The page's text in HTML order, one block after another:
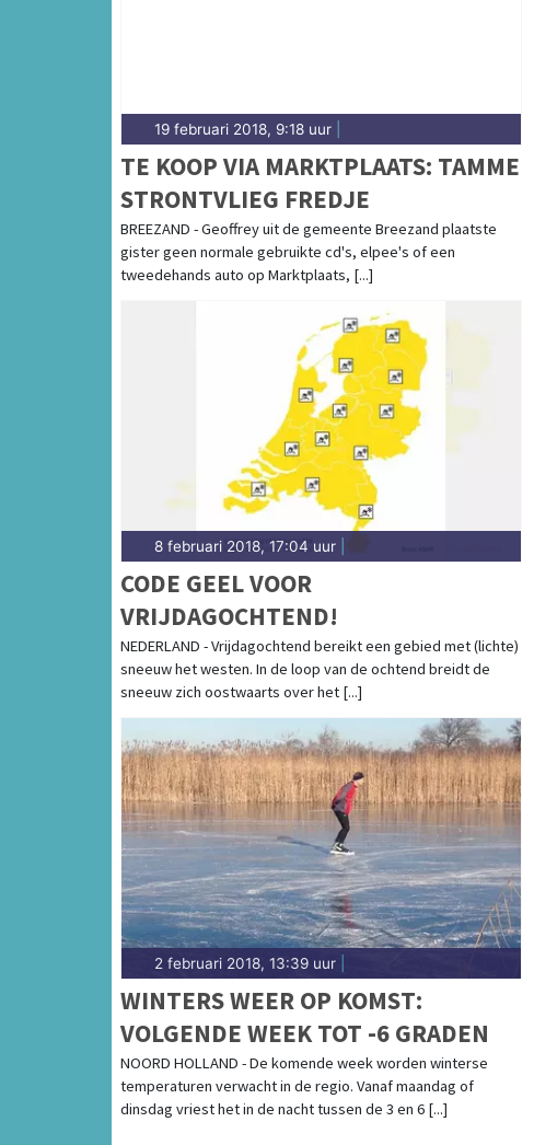
19 februari 2018, 9:18 uur
TE KOOP VIA MARKTPLAATS: TAMME
STRONTVLIEG FREDJE
BREEZAND - Geoffrey uit de gemeente Breezand plaatste
gister geen normale gebruikte cd's, elpee's of een
tweedehands auto op Marktplaats, [...]
8 februari 2018, 17:04 uur
CODE GEEL VOOR
VRIJDAGOCHTEND!
NEDERLAND - Vrijdagochtend bereikt een gebied met (lichte)
sneeuw het westen. In de loop van de ochtend breidt de
sneeuw zich oostwaarts over het [...]
2 februari 2018, 13:39 uur
WINTERS WEER OP KOMST:
VOLGENDE WEEK TOT -6 GRADEN
NOORD HOLLAND - De komende week worden winterse
temperaturen verwacht in de regio. Vanaf maandag of
dinsdag vriest het in de nacht tussen de 3 en 6 [...]